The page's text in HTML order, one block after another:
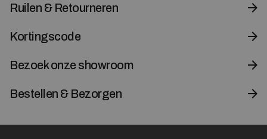
Ruilen & Retourneren
Kortingscode
Bezoek onze showroom
Bestellen & Bezorgen